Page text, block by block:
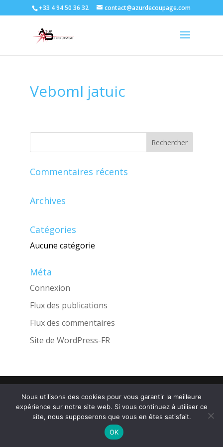
+33 4 94 50 36 32 contact@azurdecoupage.com
Veboml jatuic
Commentaires récents
Archives
Catégories
Aucune catégorie
Méta
Connexion
Flux des publications
Flux des commentaires
Site de WordPress-FR
Nous utilisons des cookies pour vous garantir la meilleure
expérience sur notre site web. Si vous continuez à utiliser ce
site, nous supposerons que vous en êtes satisfait.
OK